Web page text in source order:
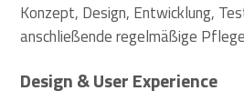
Konzept, Design, Entwicklung,
anschließende regelmäßige
Design & User Experience